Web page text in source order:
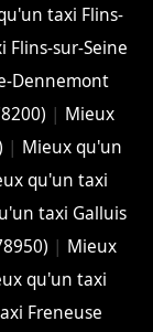
taxi Flins-
Flins-sur-Seine
Dennemont
| Mieux
| Mieux qu'un
qu'un taxi
taxi Galluis
| Mieux
qu'un taxi
Freneuse